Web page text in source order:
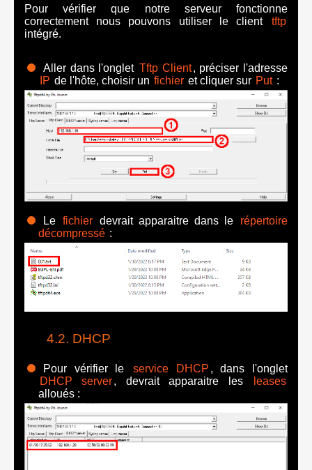
Pour vérifier que notre serveur fonctionne
correctement nous pouvons utiliser le client
tftp
intégré.
Aller dans l'onglet Tftp Client, préciser l'adresse
IP de l'hôte, choisir un fichier et cliquer sur Put :
Le fichier devrait apparaitre dans le
répertoire
décompressé :
DHCP
Pour vérifier le service DHCP , dans l'onglet
DHCP server, devrait apparaitre les
leases
alloués :